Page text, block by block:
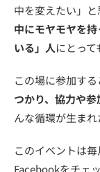
中を変えたい」と
中にモヤモヤを
いる」人にとって
この場に参加する
つかり、協力や参
んな循環が生まれ
このイベントは
Facebookをチェ